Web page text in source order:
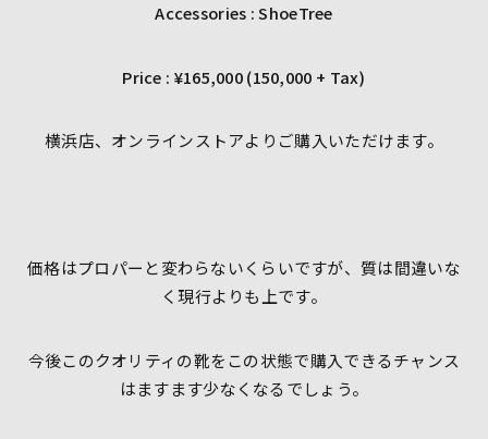
Accessories : ShoeTree
Price : ¥165,000 (150,000 + Tax)
横浜店、オンラインストアよりご購入いただけます。
価格はプロパーと変わらないくらいですが、質は間違いな
く現行よりも上です。
今後このクオリティの靴をこの状態で購入できるチャンス
はますます少なくなるでしょう。